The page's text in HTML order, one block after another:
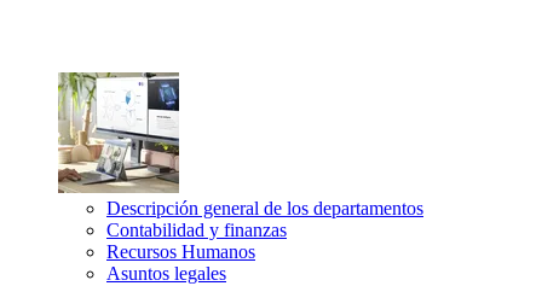
Descripción general de los departamentos
Contabilidad y finanzas
Recursos Humanos
Asuntos legales